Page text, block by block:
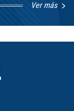
Ver más